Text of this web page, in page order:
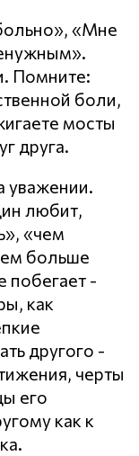
«Мне
Помните:
боли,
мосты
друга.
уважении.
любит,
«чем
больше
побегает -
как
другого -
черты
его
как к